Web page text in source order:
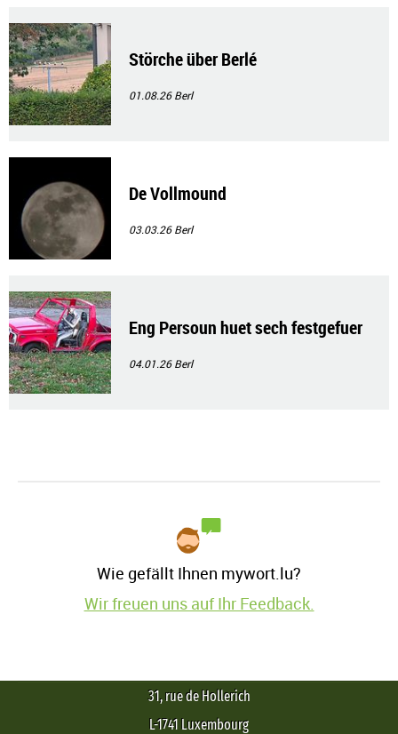
Störche über Berlé
01.08.26Berl
De Vollmound
03.03.26Berl
Eng Persoun huet sech festgefuer
04.01.26Berl
Wie gefällt Ihnen mywort.lu?
Wir freuen uns auf Ihr Feedback.
31, rue de Hollerich
L-1741 Luxembourg